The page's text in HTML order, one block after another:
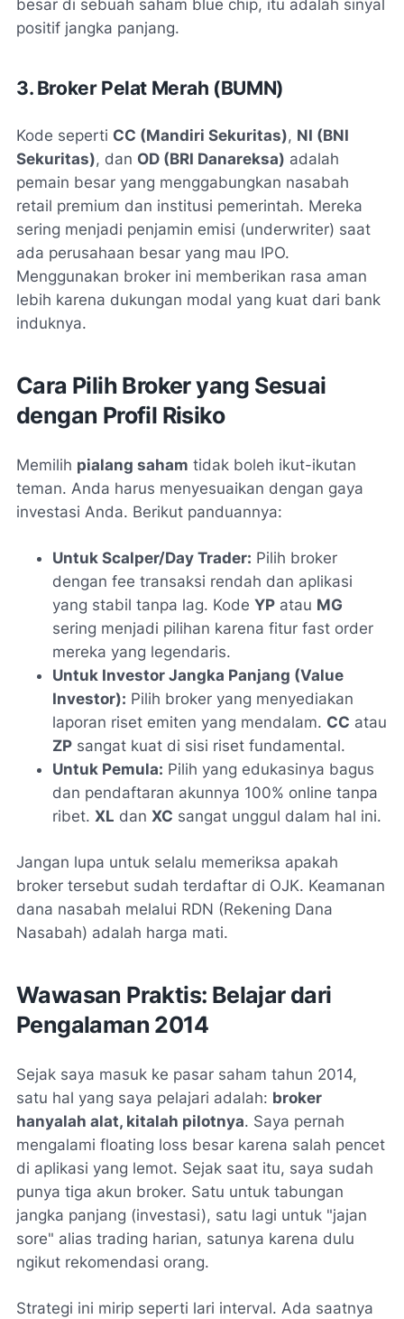
besar di sebuah saham blue chip, itu adalah sinyal
positif jangka panjang.
3. Broker Pelat Merah (BUMN)
Kode seperti CC (Mandiri Sekuritas), NI (BNI
Sekuritas), dan OD (BRI Danareksa) adalah
pemain besar yang menggabungkan nasabah
retail premium dan institusi pemerintah. Mereka
sering menjadi penjamin emisi (underwriter) saat
ada perusahaan besar yang mau IPO.
Menggunakan broker ini memberikan rasa aman
lebih karena dukungan modal yang kuat dari bank
induknya.
Cara Pilih Broker yang Sesuai
dengan Profil Risiko
Memilih pialang saham tidak boleh ikut-ikutan
teman. Anda harus menyesuaikan dengan gaya
investasi Anda. Berikut panduannya:
Untuk Scalper/Day Trader: Pilih broker
dengan fee transaksi rendah dan aplikasi
yang stabil tanpa lag. Kode YP atau MG
sering menjadi pilihan karena fitur fast order
mereka yang legendaris.
Untuk Investor Jangka Panjang (Value
Investor): Pilih broker yang menyediakan
laporan riset emiten yang mendalam. CC atau
ZP sangat kuat di sisi riset fundamental.
Untuk Pemula: Pilih yang edukasinya bagus
dan pendaftaran akunnya 100% online tanpa
ribet. XL dan XC sangat unggul dalam hal ini.
Jangan lupa untuk selalu memeriksa apakah
broker tersebut sudah terdaftar di OJK. Keamanan
dana nasabah melalui RDN (Rekening Dana
Nasabah) adalah harga mati.
Wawasan Praktis: Belajar dari
Pengalaman 2014
Sejak saya masuk ke pasar saham tahun 2014,
satu hal yang saya pelajari adalah: broker
hanyalah alat, kitalah pilotnya. Saya pernah
mengalami floating loss besar karena salah pencet
di aplikasi yang lemot. Sejak saat itu, saya sudah
punya tiga akun broker. Satu untuk tabungan
jangka panjang (investasi), satu lagi untuk "jajan
sore" alias trading harian, satunya karena dulu
ngikut rekomendasi orang.
Strategi ini mirip seperti lari interval. Ada saatnya